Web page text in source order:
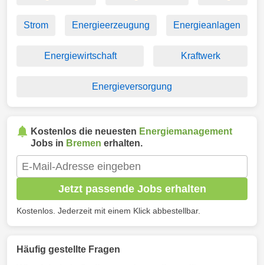
Strom Energieerzeugung Energieanlagen
Energiewirtschaft Kraftwerk
Energieversorgung
Kostenlos die neuesten Energiemanagement
Jobs in Bremen erhalten.
Jetzt passende Jobs erhalten
Kostenlos. Jederzeit mit einem Klick abbestellbar.
Häufig gestellte Fragen